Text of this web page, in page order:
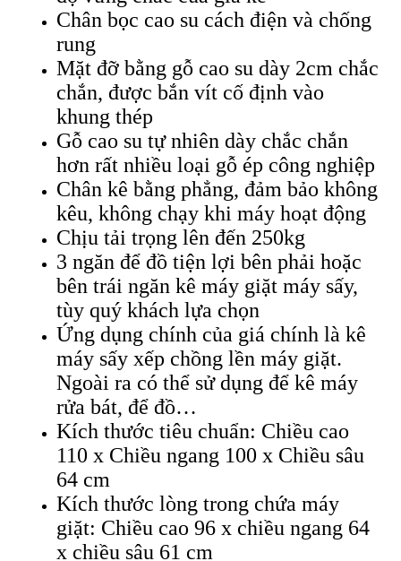
Chân bọc cao su cách điện và chống
rung
Mặt đỡ bằng gỗ cao su dày 2cm chắc
chắn, được bắn vít cố định vào
khung thép
Gỗ cao su tự nhiên dày chắc chắn
hơn rất nhiều loại gỗ ép công nghiệp
Chân kê bằng phẳng, đảm bảo không
kêu, không chạy khi máy hoạt động
Chịu tải trọng lên đến 250kg
3 ngăn để đồ tiện lợi bên phải hoặc
bên trái ngăn kê máy giặt máy sấy,
tùy quý khách lựa chọn
Ứng dụng chính của giá chính là kê
máy sấy xếp chồng lền máy giặt.
Ngoài ra có thể sử dụng để kê máy
rửa bát, để đồ…
Kích thước tiêu chuẩn: Chiều cao
110 x Chiều ngang 100 x Chiều sâu
64 cm
Kích thước lòng trong chứa máy
giặt: Chiều cao 96 x chiều ngang 64
x chiều sâu 61 cm